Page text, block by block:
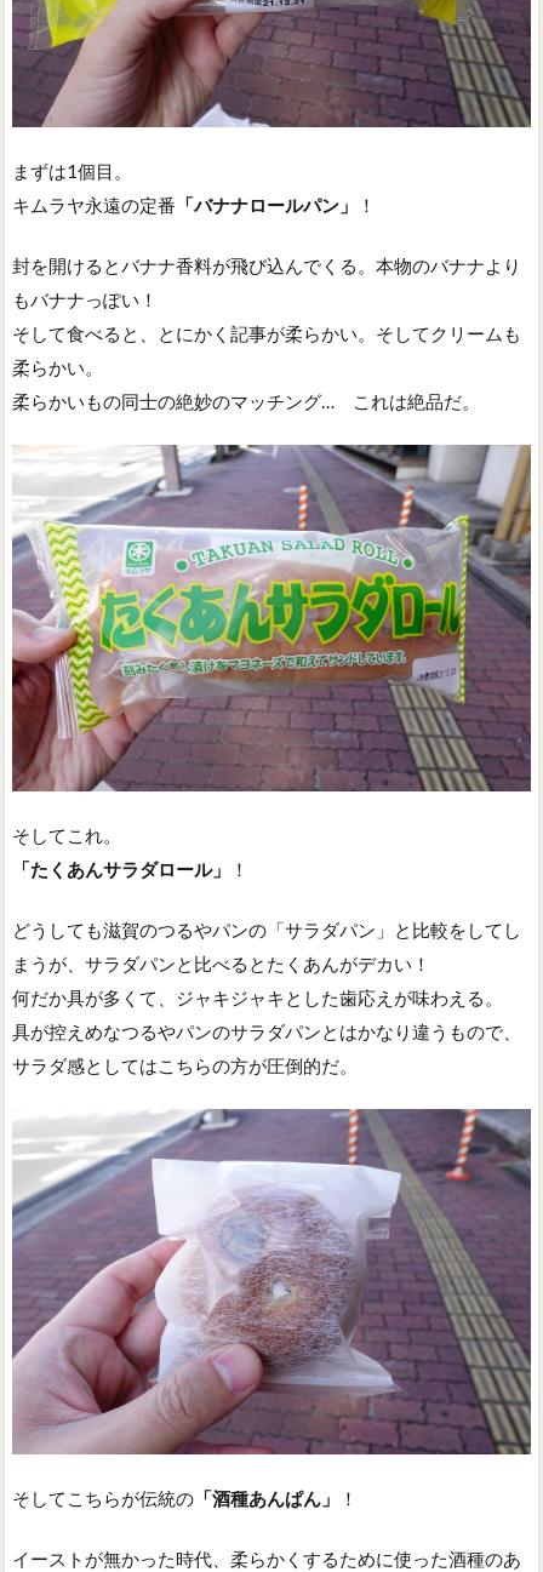
まずは1個目。
キムラヤ永遠の定番 「バナナロールパン」 ！
封を開けるとバナナ香料が飛び込んでくる。本物のバナナより
もバナナっぽい！
そして食べると、とにかく記事が柔らかい。そしてクリームも
柔らかい。
柔らかいもの同士の絶妙のマッチング… これは絶品だ。
そしてこれ。
「たくあんサラダロール」
！
どうしても滋賀のつるやパンの「サラダパン」と比較をしてし
まうが、サラダパンと比べるとたくあんがデカい！
何だか具が多くて、ジャキジャキとした歯応えが味わえる。
具が控えめなつるやパンのサラダパンとはかなり違うもので、
サラダ感としてはこちらの方が圧倒的だ。
そしてこちらが伝統の 「酒種あんぱん」 ！
イーストが無かった時代、柔らかくするために使った酒種のあ